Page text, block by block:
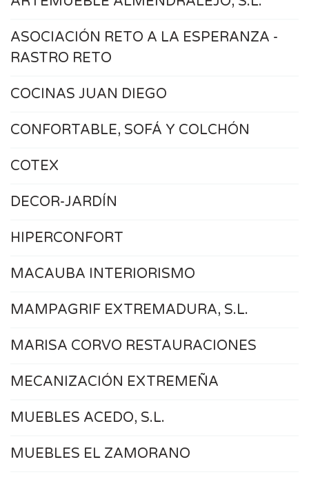
ASOCIACIÓN RETO A LA ESPERANZA -
RASTRO RETO
COCINAS JUAN DIEGO
CONFORTABLE, SOFÁ Y COLCHÓN
COTEX
DECOR-JARDÍN
HIPERCONFORT
MACAUBA INTERIORISMO
MAMPAGRIF EXTREMADURA, S.L.
MARISA CORVO RESTAURACIONES
MECANIZACIÓN EXTREMEÑA
MUEBLES ACEDO, S.L.
MUEBLES EL ZAMORANO